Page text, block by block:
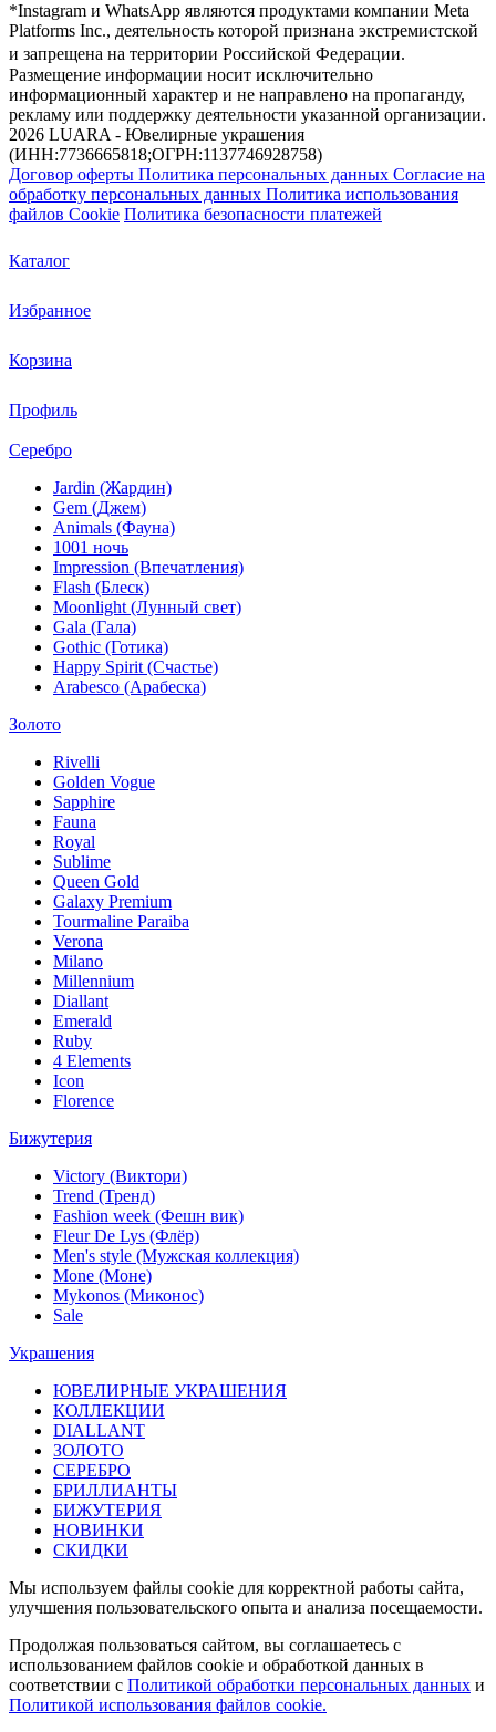
*Instagram и WhatsApp являются продуктами компании Meta
Platforms Inc., деятельность которой признана экстремистской
и запрещена на территории Российской Федерации.
Размещение информации носит исключительно
информационный характер и не направлено на пропаганду,
рекламу или поддержку деятельности указанной организации.
2026 LUARA - Ювелирные украшения
(ИНН:7736665818;ОГРН:1137746928758)
Договор оферты Политика персональных данных Согласие на
обработку персональных данных Политика использования
файлов Cookie Политика безопасности платежей
Каталог
Избранное
Корзина
Профиль
Серебро
Jardin (Жардин)
Gem (Джем)
Animals (Фауна)
1001 ночь
Impression (Впечатления)
Flash (Блеск)
Moonlight (Лунный свет)
Gala (Гала)
Gothic (Готика)
Happy Spirit (Счастье)
Arabesco (Арабеска)
Золото
Rivelli
Golden Vogue
Sapphire
Fauna
Royal
Sublime
Queen Gold
Galaxy Premium
Tourmaline Paraiba
Verona
Milano
Millennium
Diallant
Emerald
Ruby
4 Elements
Icon
Florence
Бижутерия
Victory (Виктори)
Trend (Тренд)
Fashion week (Фешн вик)
Fleur De Lys (Флёр)
Men's style (Мужская коллекция)
Mone (Моне)
Mykonos (Миконос)
Sale
Украшения
ЮВЕЛИРНЫЕ УКРАШЕНИЯ
КОЛЛЕКЦИИ
DIALLANT
ЗОЛОТО
СЕРЕБРО
БРИЛЛИАНТЫ
БИЖУТЕРИЯ
НОВИНКИ
СКИДКИ
Мы используем файлы cookie для корректной работы сайта,
улучшения пользовательского опыта и анализа посещаемости.
Продолжая пользоваться сайтом, вы соглашаетесь с
использованием файлов cookie и обработкой данных в
соответствии с Политикой обработки персональных данных и
Политикой использования файлов cookie.